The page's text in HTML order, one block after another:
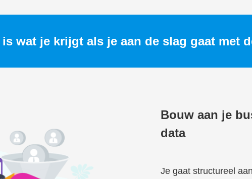
wat je krijgt als je aan de slag gaat met
Bouw aan je
data
Je gaat structureel